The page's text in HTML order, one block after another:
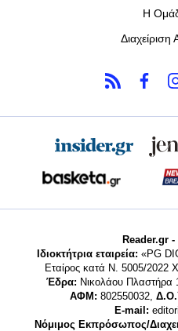
Η
Reader.gr
Ιδιοκτήτρια εταιρεία: «PG
Εταίρος κατά Ν. 5005/2022
Έδρα: Νικολάου Πλαστήρα
ΑΦΜ: 802550032,
E-mail:
Νόμιμος Εκπρόσωπος/